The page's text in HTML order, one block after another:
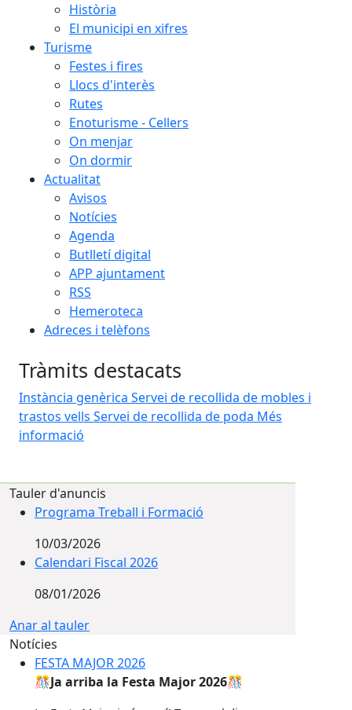
Història
El municipi en xifres
Turisme
Festes i fires
Llocs d'interès
Rutes
Enoturisme - Cellers
On menjar
On dormir
Actualitat
Avisos
Notícies
Agenda
Butlletí digital
APP ajuntament
RSS
Hemeroteca
Adreces i telèfons
Tràmits destacats
Instància genèrica Servei de recollida de mobles i
trastos vells Servei de recollida de poda Més
informació
Tauler d'anuncis
Programa Treball i Formació
10/03/2026
Calendari Fiscal 2026
08/01/2026
Anar al tauler
Notícies
FESTA MAJOR 2026
🎊Ja arriba la Festa Major 2026🎊